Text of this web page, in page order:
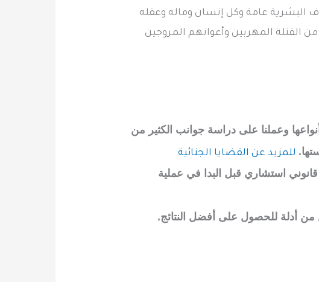
البشرية عامة وكل إنسان وماله وعقله
القتلة المهربين وأعوانهم المروجين
وعملنا على دراسة جوانب الكثير من
للمزيد عن القضايا الجنائية
استشاري قبل البدا في عملية
من أدلة للحصول على أفضل النتائج.